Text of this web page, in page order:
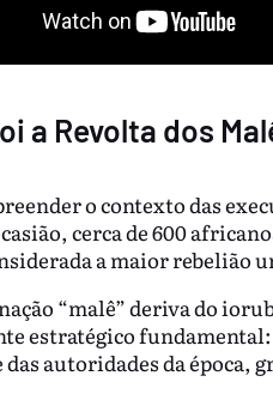
a Revolta dos
o contexto das
cerca de 600
a maior rebelião
“malê” deriva do
estratégico
das autoridades da época,